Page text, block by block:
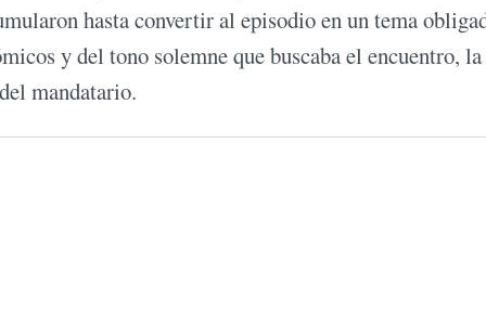
hasta convertir al episodio en un tema
y del tono solemne que buscaba el encuentro, la
mandatario.